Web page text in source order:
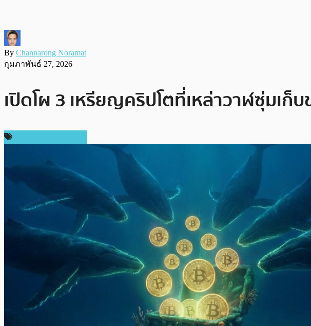
By Channarong Noramat
กุมภาพันธ์ 27, 2026
เปิดโผ 3 เหรียญคริปโตที่เหล่าวาฬซุ่มเ